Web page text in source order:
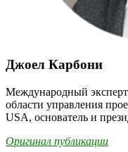
Джоел Карбони
Международный
области управления
USA, основатель и
Оригинал публикации